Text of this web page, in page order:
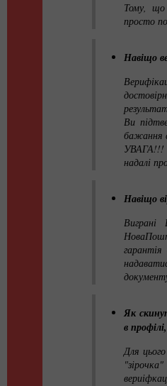
Тому,
просто
Навіщо
Ви
бажання
УВАГА!!!
надалі
Навіщо
Виграні
Як
в
Для